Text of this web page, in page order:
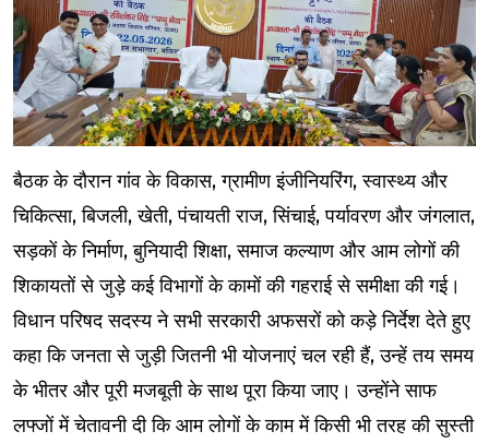
बैठक के दौरान गांव के विकास, ग्रामीण इंजीनियरिंग, स्वास्थ्य और
चिकित्सा, बिजली, खेती, पंचायती राज, सिंचाई, पर्यावरण और जंगलात,
सड़कों के निर्माण, बुनियादी शिक्षा, समाज कल्याण और आम लोगों की
शिकायतों से जुड़े कई विभागों के कामों की गहराई से समीक्षा की गई।
विधान परिषद सदस्य ने सभी सरकारी अफसरों को कड़े निर्देश देते हुए
कहा कि जनता से जुड़ी जितनी भी योजनाएं चल रही हैं, उन्हें तय समय
के भीतर और पूरी मजबूती के साथ पूरा किया जाए। उन्होंने साफ
लफ्जों में चेतावनी दी कि आम लोगों के काम में किसी भी तरह की सुस्ती